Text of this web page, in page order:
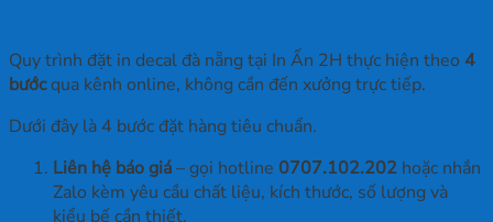
Quy trình đặt in decal đà nẵng tại In Ấn 2H thực hiện theo 4
bướcqua kênh online, không cần đến xưởng trực tiếp.
Dưới đây là 4 bước đặt hàng tiêu chuẩn.
Liên hệ báo giá– gọi hotline 0707.102.202 hoặc nhắn
Zalo kèm yêu cầu chất liệu, kích thước, số lượng và
kiểu bế cần thiết.